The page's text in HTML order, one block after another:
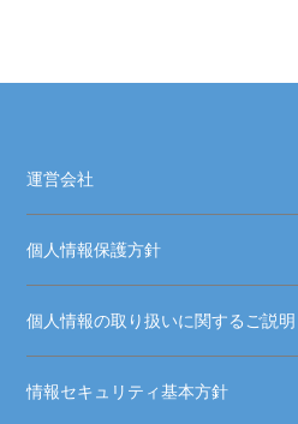
運営会社
個人情報保護方針
個人情報の取り扱いに関するご説明
情報セキュリティ基本方針